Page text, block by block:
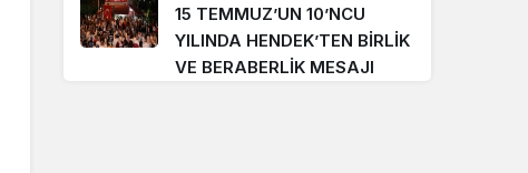
15 TEMMUZ’UN 10’NCU
YILINDA HENDEK’TEN BİRLİK
VE BERABERLİK MESAJI